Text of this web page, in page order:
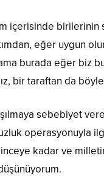
birilerinin
eğer uygun
burada eğer biz
bir taraftan da
sebebiyet
operasyonuyla
kadar ve